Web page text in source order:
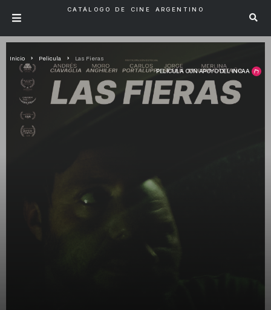
CATÁLOGO DE CINE ARGENTINO
PELÍCULA CON APOYO DEL INCAA
Inicio Pelicula Las Fieras